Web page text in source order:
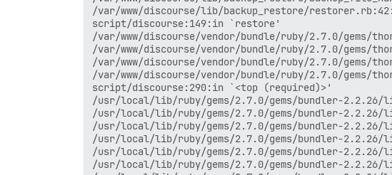
/var/www/discourse/lib/backup_restore/
script/discourse:149:in `restore'
/var/www/discourse/vendor/bundle/ruby/2.7.0/gems/
/var/www/discourse/vendor/bundle/ruby/2.7.0/gems/
/var/www/discourse/vendor/bundle/ruby/2.7.0/
/var/www/discourse/vendor/bundle/ruby/2.7.0/
script/discourse:290:in `<top (required)>'
/usr/local/lib/ruby/gems/2.7.0/gems/bundler-
/usr/local/lib/ruby/gems/2.7.0/gems/bundler-
/usr/local/lib/ruby/gems/2.7.0/gems/bundler-
/usr/local/lib/ruby/gems/2.7.0/gems/bundler-
/usr/local/lib/ruby/gems/2.7.0/gems/bundler-
/usr/local/lib/ruby/gems/2.7.0/gems/bundler-